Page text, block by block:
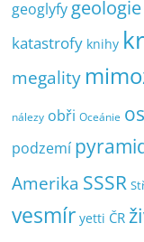
geoglyfy geologie
katastrofy knihy
megality
nálezy obři Oceánie
podzemí
Amerika SSSR
vesmír yetti ČR